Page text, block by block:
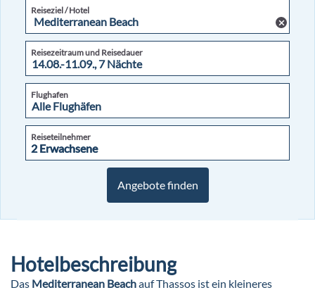
Reiseziel / Hotel
Reisezeitraum und Reisedauer
Flughafen
Reiseteilnehmer
2 Erwachsene
2 Erwachsene
Angebote finden
Hotelbeschreibung
Das Mediterranean Beachauf Thassos ist ein kleineres